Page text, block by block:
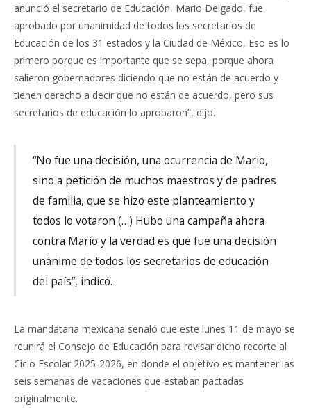
anunció el secretario de Educación, Mario Delgado, fue
aprobado por unanimidad de todos los secretarios de
Educación de los 31 estados y la Ciudad de México, Eso es lo
primero porque es importante que se sepa, porque ahora
salieron gobernadores diciendo que no están de acuerdo y
tienen derecho a decir que no están de acuerdo, pero sus
secretarios de educación lo aprobaron”, dijo.
“No fue una decisión, una ocurrencia de Mario,
sino a petición de muchos maestros y de padres
de familia, que se hizo este planteamiento y
todos lo votaron (…) Hubo una campaña ahora
contra Mario y la verdad es que fue una decisión
unánime de todos los secretarios de educación
del país”, indicó.
La mandataria mexicana señaló que este lunes 11 de mayo se
reunirá el Consejo de Educación para revisar dicho recorte al
Ciclo Escolar 2025-2026, en donde el objetivo es mantener las
seis semanas de vacaciones que estaban pactadas
originalmente.